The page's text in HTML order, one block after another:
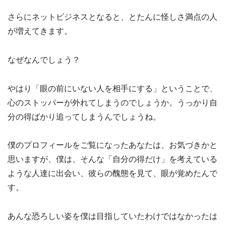
さらにネットビジネスとなると、とたんに怪しさ満点の人
が増えてきます。
なぜなんでしょう？
やはり「眼の前にいない人を相手にする」ということで、
心のストッパーが外れてしまうのでしょうか。うっかり自
分の得ばかり追ってしまうんでしょうね。
僕のプロフィールをご覧になったあなたは、お気づきかと
思いますが、僕は、そんな「自分の得だけ」を考えている
ような人達に出会い、彼らの醜態を見て、眼が覚めたんで
す。
あんな恐ろしい姿を僕は目指していたわけではなかったは